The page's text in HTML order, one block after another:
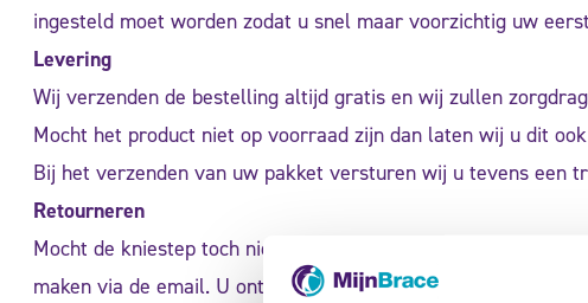
ingesteld moet worden zodat u snel maar voorzichtig uw
Levering
Wij verzenden de bestelling altijd gratis en wij zullen
Mocht het product niet op voorraad zijn dan laten wij u dit
Bij het verzenden van uw pakket versturen wij u tevens een
Retourneren
Mocht de kniestep toch niet bevallen dan vragen wij u dit bij
maken via de email. U ontvangt van ons dan een gratis